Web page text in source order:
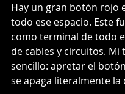
Hay un gran botón rojo
todo ese espacio. Este
como terminal de todo
de cables y circuitos. Mi
sencillo: apretar el
se apaga literalmente la